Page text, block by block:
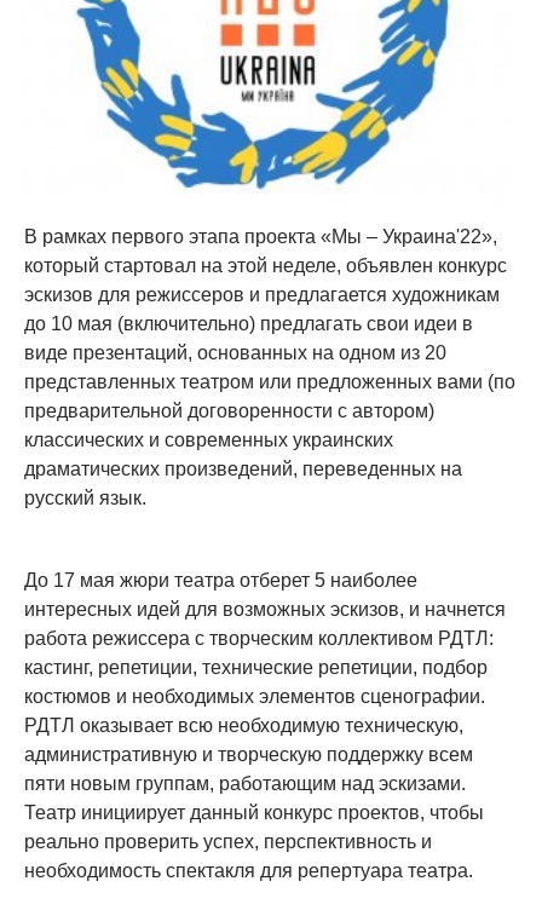
В рамках первого этапа проекта «Мы – Украина'22»,
который стартовал на этой неделе, объявлен конкурс
эскизов для режиссеров и предлагается художникам
до 10 мая (включительно) предлагать свои идеи в
виде презентаций, основанных на одном из 20
представленных театром или предложенных вами (по
предварительной договоренности с автором)
классических и современных украинских
драматических произведений, переведенных на
русский язык.
До 17 мая жюри театра отберет 5 наиболее
интересных идей для возможных эскизов, и начнется
работа режиссера с творческим коллективом РДТЛ:
кастинг, репетиции, технические репетиции, подбор
костюмов и необходимых элементов сценографии.
РДТЛ оказывает всю необходимую техническую,
административную и творческую поддержку всем
пяти новым группам, работающим над эскизами.
Театр инициирует данный конкурс проектов, чтобы
реально проверить успех, перспективность и
необходимость спектакля для репертуара театра.